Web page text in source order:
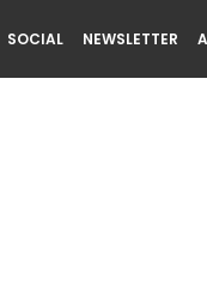
SOCIAL NEWSLETTER